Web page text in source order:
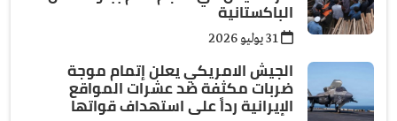
الباكستانية
الجيش الامريكي يعلن إتمام موجة
ضربات مكثفة ضد عشرات المواقع
الإيرانية رداً على استهداف قواتها